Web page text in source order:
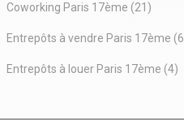
Coworking Paris 17ème (21)
Entrepôts à vendre Paris 17ème
Entrepôts à louer Paris 17ème (4)